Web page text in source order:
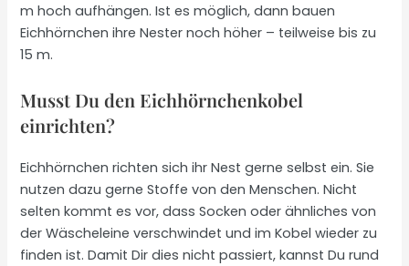
m hoch aufhängen. Ist es möglich, dann bauen
Eichhörnchen ihre Nester noch höher – teilweise bis zu
15 m.
Musst Du den Eichhörnchenkobel
einrichten?
Eichhörnchen richten sich ihr Nest gerne selbst ein. Sie
nutzen dazu gerne Stoffe von den Menschen. Nicht
selten kommt es vor, dass Socken oder ähnliches von
der Wäscheleine verschwindet und im Kobel wieder zu
finden ist. Damit Dir dies nicht passiert, kannst Du rund